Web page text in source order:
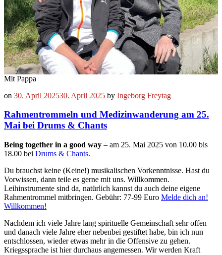
Mit Pappa
on 30. April 202530. April 2025 by Ingeborg Freytag
Rahmentrommeln und Medizinwanderung am 25.
Mai bei Drums & Chants
Being together in a good way – am 25. Mai 2025 von 10.00 bis
18.00 bei Drums & Chants.
Du brauchst keine (Keine!) musikalischen Vorkenntnisse. Hast du
Vorwissen, dann teile es gerne mit uns. Willkommen.
Leihinstrumente sind da, natürlich kannst du auch deine eigene
Rahmentrommel mitbringen. Gebühr: 77-99 Euro Melde dich an!
Willkommen!
Nachdem ich viele Jahre lang spirituelle Gemeinschaft sehr offen
und danach viele Jahre eher nebenbei gestiftet habe, bin ich nun
entschlossen, wieder etwas mehr in die Offensive zu gehen.
Kriegssprache ist hier durchaus angemessen. Wir werden Kraft